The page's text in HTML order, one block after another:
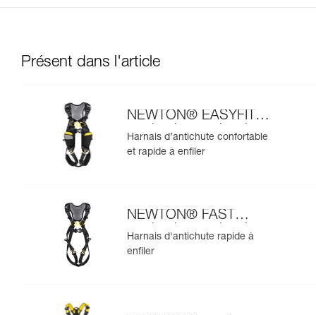
Présent dans l'article
NEWTON® EASYFIT
version internationale
Harnais d’antichute confortable
et rapide à enfiler
NEWTON® FAST
version internationale
Harnais d'antichute rapide à
enfiler